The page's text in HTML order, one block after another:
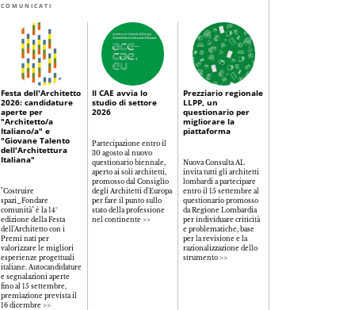
COMUNICATI
Festa dell'Architetto
2026: candidature
aperte per
"Architetto/a
Italiano/a" e
"Giovane Talento
dell'Architettura
Italiana"
"Costruire
spazi_Fondare
comunità" è la 14°
edizione della Festa
dell'Architetto con i
Premi nati per
valorizzare le migliori
esperienze progettuali
italiane. Autocandidature
e segnalazioni aperte
fino al 15 settembre,
premiazione prevista il
16 dicembre >>
Il CAE avvia lo
studio di settore
2026
Partecipazione entro il
30 agosto al nuovo
questionario biennale,
aperto ai soli architetti,
promosso dal Consiglio
degli Architetti d'Europa
per fare il punto sullo
stato della professione
nel continente >>
Prezziario regionale
LLPP, un
questionario per
migliorare la
piattaforma
Nuova Consulta AL
invita tutti gli architetti
lombardi a partecipare
entro il 15 settembre al
questionario promosso
da Regione Lombardia
per individuare criticità
e problematiche, base
per la revisione e la
razionalizzazione dello
strumento >>